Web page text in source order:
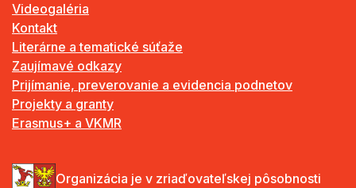
Videogaléria
Kontakt
Literárne a tematické súťaže
Zaujímavé odkazy
Prijímanie, preverovanie a evidencia podnetov
Projekty a granty
Erasmus+ a VKMR
Organizácia je v zriaďovateľskej pôsobnosti